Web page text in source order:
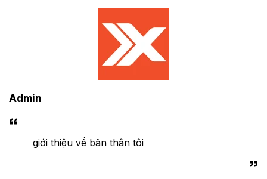
Admin
giới thiệu về bản thân tôi